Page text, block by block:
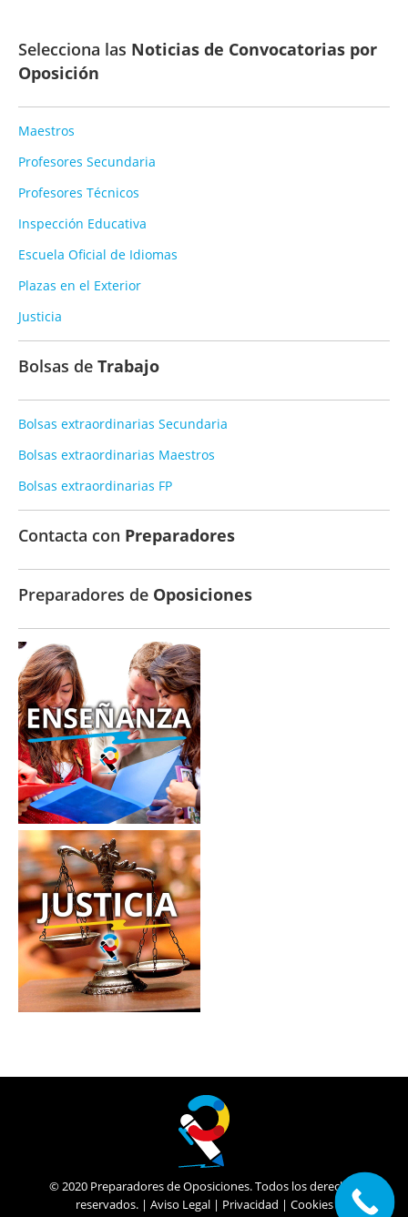
Selecciona las Noticias de Convocatorias por
Oposición
Maestros
Profesores Secundaria
Profesores Técnicos
Inspección Educativa
Escuela Oficial de Idiomas
Plazas en el Exterior
Justicia
Bolsas de Trabajo
Bolsas extraordinarias Secundaria
Bolsas extraordinarias Maestros
Bolsas extraordinarias FP
Contacta con Preparadores
Preparadores de Oposiciones
© 2020 Preparadores de Oposiciones. Todos los derechos
reservados. | Aviso Legal| Privacidad | Cookies